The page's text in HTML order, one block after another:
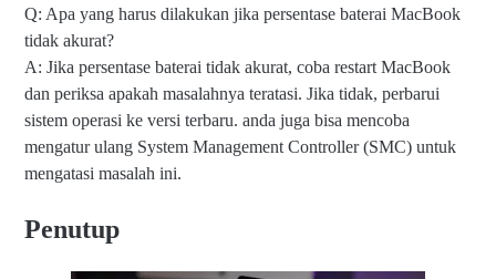
Q: Apa yang harus dilakukan jika persentase baterai MacBook
tidak akurat?
A: Jika persentase baterai tidak akurat, coba restart MacBook
dan periksa apakah masalahnya teratasi. Jika tidak, perbarui
sistem operasi ke versi terbaru. anda juga bisa mencoba
mengatur ulang System Management Controller (SMC) untuk
mengatasi masalah ini.
Penutup